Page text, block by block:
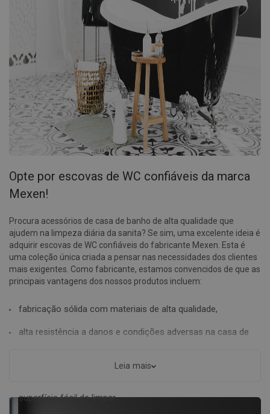
Opte por escovas de WC confiáveis da marca
Mexen!
Procura acessórios de casa de banho de alta qualidade que
ajudem na limpeza diária da sanita? Se sim, uma excelente ideia é
adquirir escovas de WC confiáveis do fabricante Mexen. Esta é
uma coleção única criada a pensar nas necessidades dos clientes
mais exigentes. Como fabricante, estamos convencidos de que as
principais vantagens dos nossos produtos incluem:
fabricação sólida com materiais de alta qualidade,
alta resistência a danos e condições adversas na casa de
superfície fácil de limpar,
Leia mais